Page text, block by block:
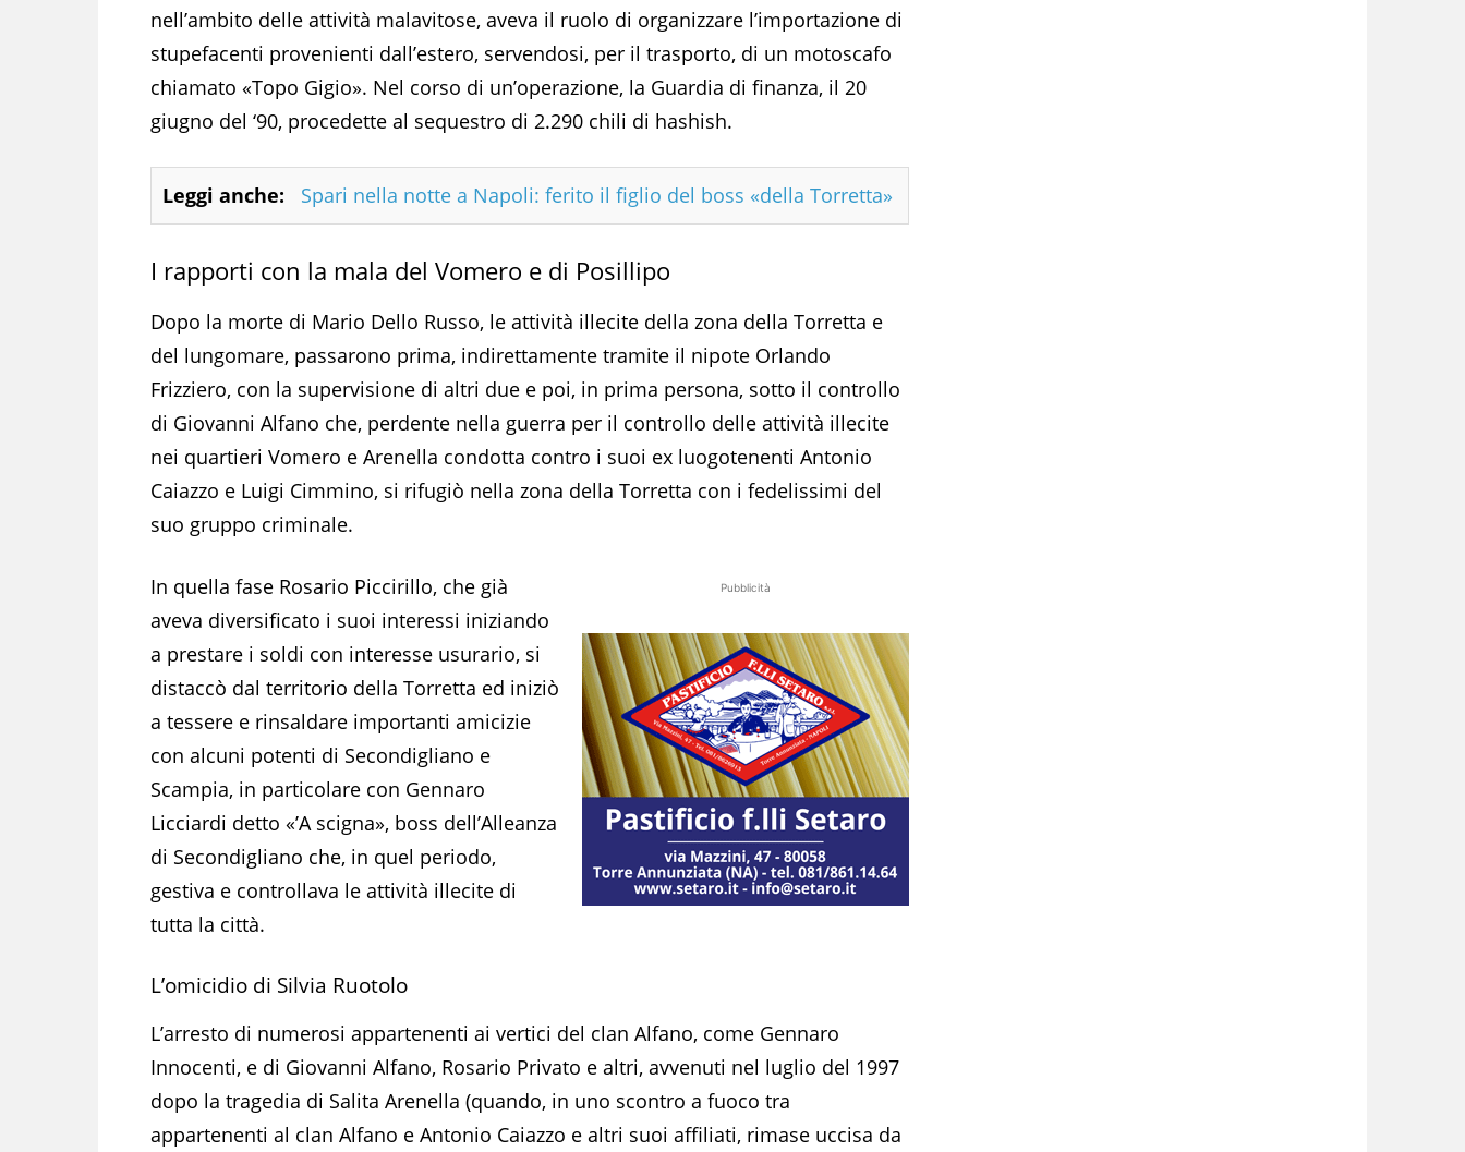
nell’ambito delle attività malavitose, aveva il ruolo di organizzare l’importazione di
stupefacenti provenienti dall’estero, servendosi, per il trasporto, di un motoscafo
chiamato «Topo Gigio». Nel corso di un’operazione, la Guardia di finanza, il 20
giugno del ‘90, procedette al sequestro di 2.290 chili di hashish.
Leggi anche: Spari nella notte a Napoli: ferito il figlio del boss «della Torretta»
I rapporti con la mala del Vomero e di Posillipo
Dopo la morte di Mario Dello Russo, le attività illecite della zona della Torretta e
del lungomare, passarono prima, indirettamente tramite il nipote Orlando
Frizziero, con la supervisione di altri due e poi, in prima persona, sotto il controllo
di Giovanni Alfano che, perdente nella guerra per il controllo delle attività illecite
nei quartieri Vomero e Arenella condotta contro i suoi ex luogotenenti Antonio
Caiazzo e Luigi Cimmino, si rifugiò nella zona della Torretta con i fedelissimi del
suo gruppo criminale.
Pubblicità
In quella fase Rosario Piccirillo, che già
aveva diversificato i suoi interessi iniziando
a prestare i soldi con interesse usurario, si
distaccò dal territorio della Torretta ed iniziò
a tessere e rinsaldare importanti amicizie
con alcuni potenti di Secondigliano e
Scampia, in particolare con Gennaro
Licciardi detto «’A scigna», boss dell’Alleanza
di Secondigliano che, in quel periodo,
gestiva e controllava le attività illecite di
tutta la città.
L’omicidio di Silvia Ruotolo
L’arresto di numerosi appartenenti ai vertici del clan Alfano, come Gennaro
Innocenti, e di Giovanni Alfano, Rosario Privato e altri, avvenuti nel luglio del 1997
dopo la tragedia di Salita Arenella (quando, in uno scontro a fuoco tra
appartenenti al clan Alfano e Antonio Caiazzo e altri suoi affiliati, rimase uccisa da